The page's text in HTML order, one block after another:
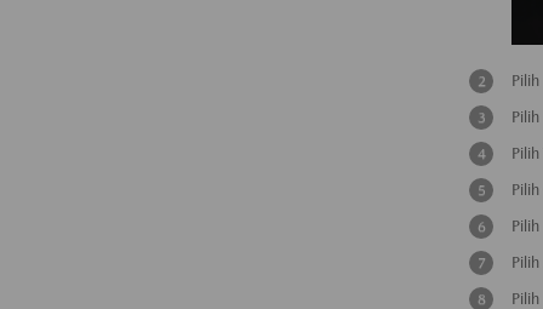
Pilih
Pilih
Pilih
Pilih
Pilih
Pilih
Pilih